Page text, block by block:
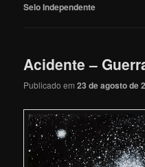
Selo Independente
Acidente –
Publicado em23 de agosto de